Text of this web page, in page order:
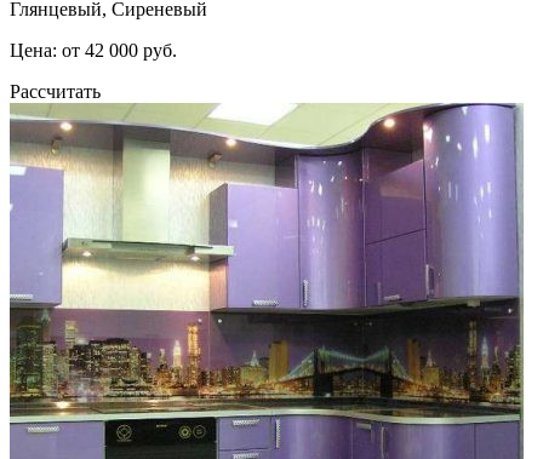
Глянцевый, Сиреневый
Цена: от 42 000 руб.
Рассчитать